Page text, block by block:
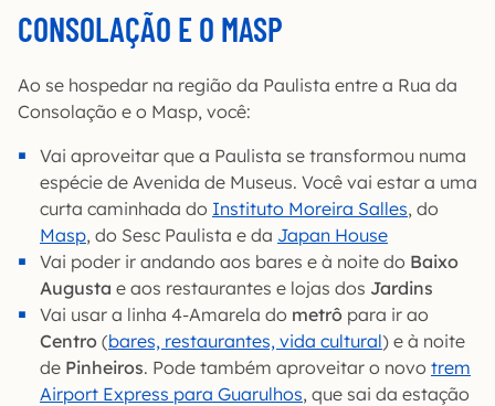
CONSOLAÇÃO E O MASP
Ao se hospedar na região da Paulista entre a Rua da
Consolação e o Masp, você:
Vai aproveitar que a Paulista se transformou numa
espécie de Avenida de Museus. Você vai estar a uma
curta caminhada do Instituto Moreira Salles, do
Masp, do Sesc Paulista e da Japan House
Vai poder ir andando aos bares e à noite do Baixo
Augusta e aos restaurantes e lojas dos Jardins
Vai usar a linha 4-Amarela do metrô para ir ao
Centro (bares, restaurantes, vida cultural) e à noite
de Pinheiros. Pode também aproveitar o novo trem
Airport Express para Guarulhos, que sai da estação